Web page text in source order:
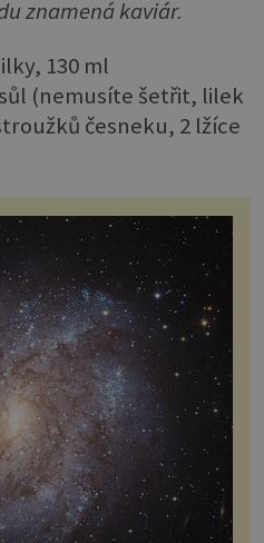
znamená kaviár.
130 ml
(nemusíte šetřit, lilek
česneku, 2 lžíce